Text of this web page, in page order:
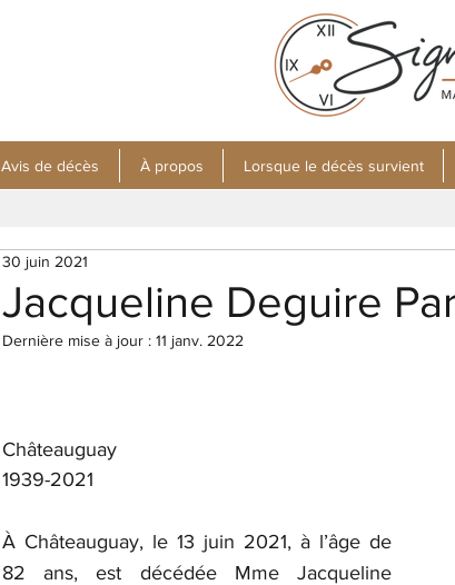
Avis de décès À propos Lorsque le décès survient
Jacqueline Deguire
30 juin 2021
Dernière mise à jour : 11 janv. 2022
Châteauguay
1939-2021
À Châteauguay, le 13 juin 2021, à l’âge de
82 ans, est décédée Mme Jacqueline